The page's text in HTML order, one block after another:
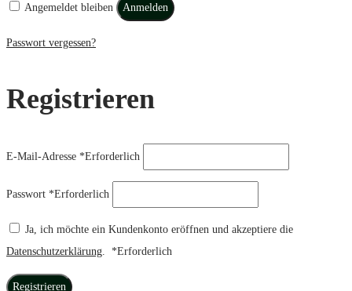
Angemeldet bleiben Anmelden
Passwort vergessen?
Registrieren
E-Mail-Adresse *Erforderlich
Passwort *Erforderlich
Ja, ich möchte ein Kundenkonto eröffnen und akzeptiere die
Datenschutzerklärung
*Erforderlich
Registrieren